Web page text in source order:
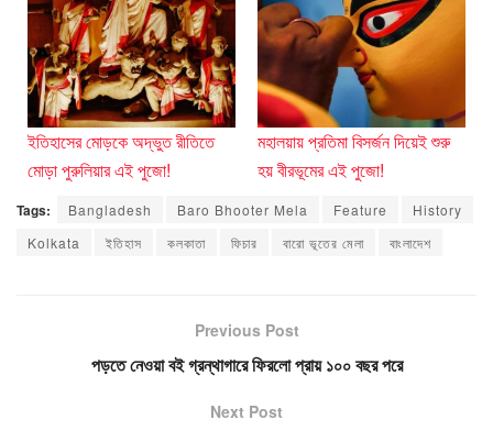
ইতিহাসের মোড়কে অদ্ভুত রীতিতে
মোড়া পুরুলিয়ার এই পুজো!
মহালয়ায় প্রতিমা বিসর্জন দিয়েই শুরু
হয় বীরভূমের এই পুজো!
Tags: Bangladesh Baro Bhooter Mela Feature
History
Kolkata
ইতিহাস কলকাতা ফিচার বারো ভূতের মেলা বাংলাদেশ
Previous Post
পড়তে নেওয়া বই গ্রন্থাগারে ফিরলো প্রায় ১০০ বছর পরে
Next Post